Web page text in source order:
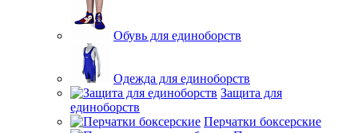
Обувь для единоборств
Одежда для единоборств
Защита для
единоборств
Перчатки боксерские